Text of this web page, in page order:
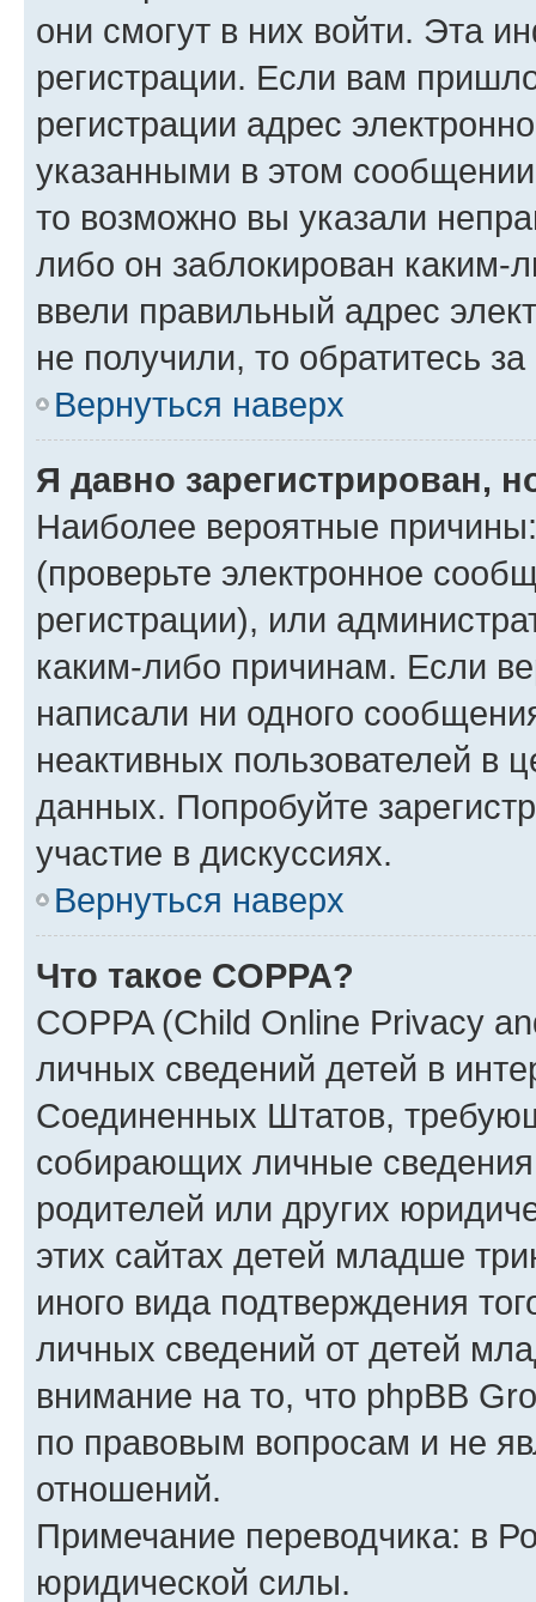
они смогут в них войти. Эта
регистрации. Если вам
регистрации адрес
указанными в этом
то возможно вы указали
либо он заблокирован
ввели правильный адрес
не получили, то обратитесь
Вернуться наверх
Я давно зарегистрирован,
Наиболее вероятные
(проверьте электронное
регистрации), или
каким-либо причинам. Если
написали ни одного
неактивных пользователей в
данных. Попробуйте
участие в дискуссиях.
Вернуться наверх
Что такое COPPA?
COPPA (Child Online Privacy
личных сведений детей в
Соединенных Штатов,
собирающих личные
родителей или других
этих сайтах детей младше
иного вида подтверждения
личных сведений от детей
внимание на то, что phpBB
по правовым вопросам и не
отношений.
Примечание переводчика: в
юридической силы.